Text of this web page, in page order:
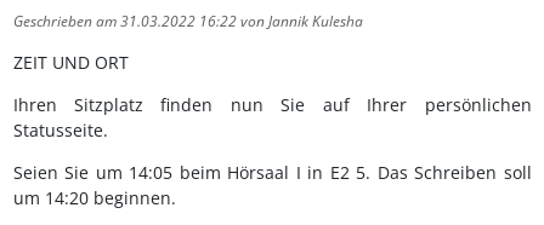
Geschrieben am 31.03.2022 16:22 von Jannik Kulesha
ZEIT UND ORT
Ihren Sitzplatz finden nun Sie auf Ihrer persönlichen
Statusseite.
Seien Sie um 14:05 beim Hörsaal I in E2 5. Das Schreiben soll
um 14:20 beginnen.